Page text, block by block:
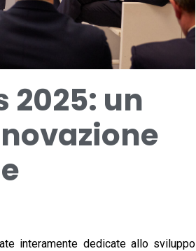
2025: un
interamente dedicate allo sviluppo